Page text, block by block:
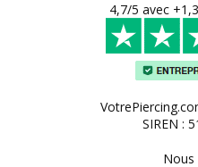
4,7/5 avec
SIREN :
Nous